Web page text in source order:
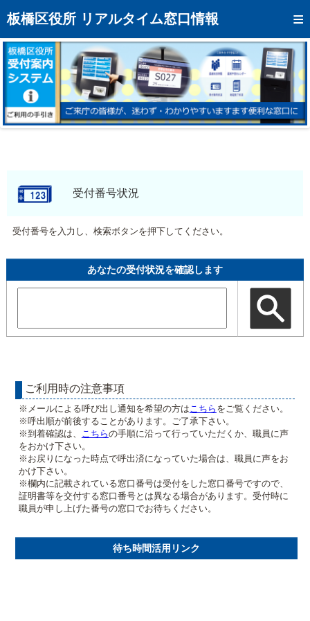
板橋区役所 リアルタイム窓口情報
トップページへ
混雑予想カレンダー
リアルタイム混雑状況
リアルタイム受付番号状況
メール通知登録
モバイルサイト受付番号状況
受付番号を入力し、検索ボタンを押下してください。
あなたの受付状況を確認します
ご利用時の注意事項
※メールによる呼び出し通知を希望の方は こちら をご覧ください。
※呼出順が前後することがあります。ご了承下さい。
※到着確認は、
こちらの手順に沿って行っていただくか、職員に声
をおかけ下さい。
※お戻りになった時点で呼出済になっていた場合は、職員に声をお
かけ下さい。
※欄内に記載されている窓口番号は受付をした窓口番号ですので、
証明書等を交付する窓口番号とは異なる場合があります。受付時に
職員が申し上げた番号の窓口でお待ちください。
待ち時間活用リンク